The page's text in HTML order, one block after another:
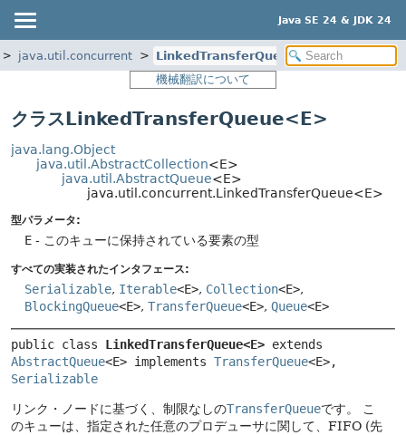
Java SE 24 & JDK 24
java.util.concurrent
LinkedTransferQueue
機械翻訳について
クラスLinkedTransferQueue<E>
java.lang.Object
java.util.AbstractCollection<E>
java.util.AbstractQueue<E>
java.util.concurrent.LinkedTransferQueue<E>
型パラメータ:
E - このキューに保持されている要素の型
すべての実装されたインタフェース:
Serializable, Iterable<E>, Collection<E>,
BlockingQueue<E>, TransferQueue<E>, Queue<E>
public class LinkedTransferQueue<E>
AbstractQueue<E> implements TransferQueue
Serializable
リンク・ノードに基づく、制限なしのTransferQueueです。
こ
のキューは、指定された任意のプロデューサに関して、FIFO (先